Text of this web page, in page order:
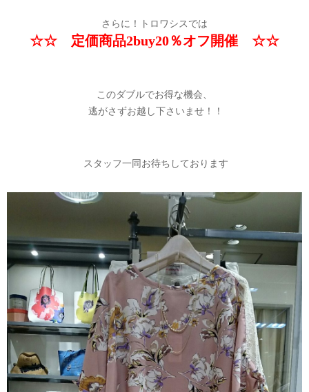
さらに！トロワシスでは
☆☆ 定価商品2buy20％オフ開催 ☆☆
このダブルでお得な機会、
逃がさずお越し下さいませ！！
スタッフ一同お待ちしております